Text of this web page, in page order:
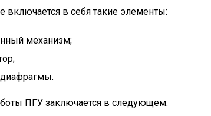
включается в себя такие элементы:
механизм;
ПГУ заключается в следующем: